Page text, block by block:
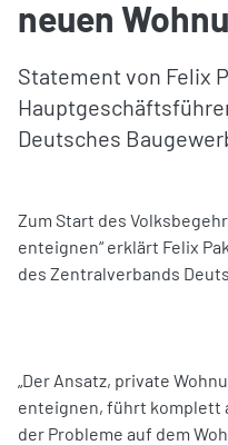
neuen
Statement von Felix
Deutsches
Zum Start des
enteignen“ erklärt Felix
des Zentralverbands
„Der Ansatz, private
enteignen, führt komplett
der Probleme auf dem